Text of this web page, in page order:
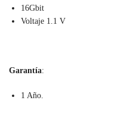
16Gbit
Voltaje 1.1 V
Garantía:
1 Año.